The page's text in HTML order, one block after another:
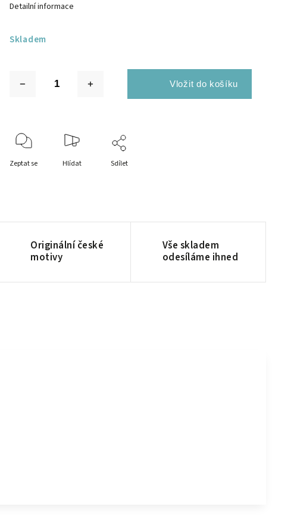
Skladem
Detailní informace
Zeptat se Hlídat Sdílet
Originální české
motivy
Vše skladem
odesíláme ihned